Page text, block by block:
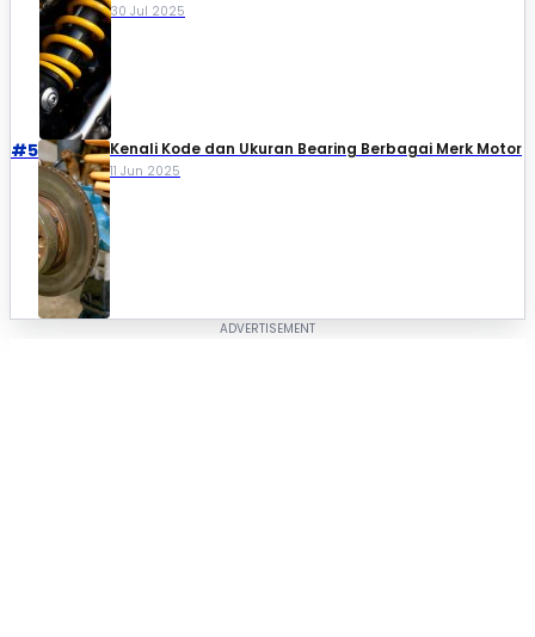
30 Jul 2025
#5 Kenali Kode dan Ukuran Bearing Berbagai Merk Motor
11 Jun 2025